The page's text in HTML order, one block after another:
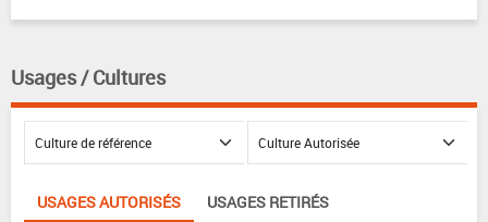
Usages / Cultures
USAGES AUTORISÉS USAGES RETIRÉS